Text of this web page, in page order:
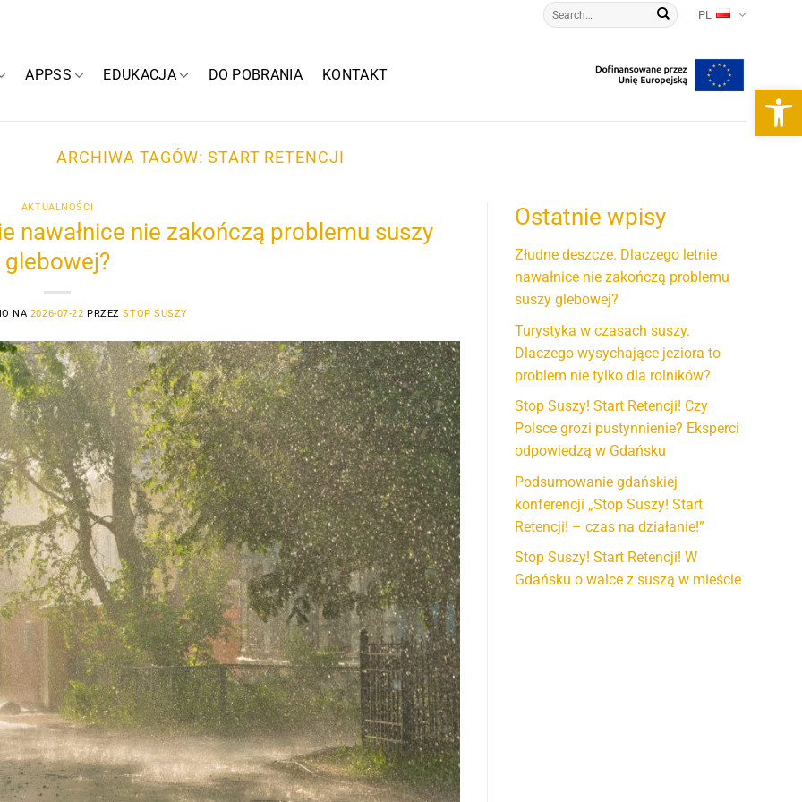
PL
APPSS EDUKACJA DO POBRANIA KONTAKT
ARCHIWA TAGÓW: START RETENCJI
AKTUALNOŚCI
nawałnice nie zakończą problemu suszy
glebowej?
NA 2026-07-22 PRZEZSTOP SUSZY
Ostatnie wpisy
Złudne deszcze. Dlaczego letnie
nawałnice nie zakończą problemu
suszy glebowej?
Turystyka w czasach suszy.
Dlaczego wysychające jeziora to
problem nie tylko dla rolników?
Stop Suszy! Start Retencji! Czy
Polsce grozi pustynnienie? Eksperci
odpowiedzą w Gdańsku
Podsumowanie gdańskiej
konferencji „Stop Suszy! Start
Retencji! – czas na działanie!”
Stop Suszy! Start Retencji! W
Gdańsku o walce z suszą w mieście